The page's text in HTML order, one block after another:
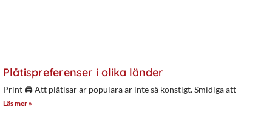
Plåtispreferenser i olika länder
Print 🖨 Att plåtisar är populära är inte så konstigt. Smidiga att
Läs mer »